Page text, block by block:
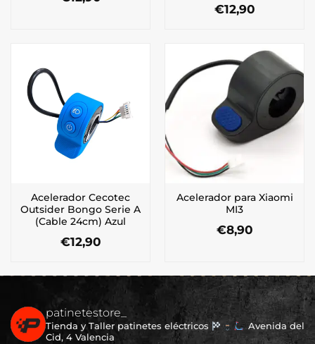
€12,90
Acelerador Cecotec
Outsider Bongo Serie A
(Cable 24cm) Azul
€12,90
Acelerador para Xiaomi
MI3
€8,90
patinetestore_
Tienda y Taller patinetes eléctricos
Avenida del
Cid, 4 Valencia